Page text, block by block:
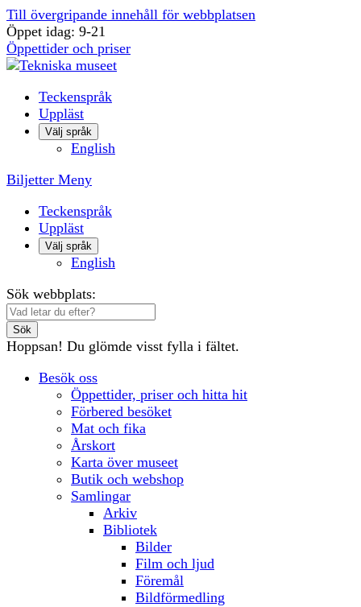
Till övergripande innehåll för webbplatsen
Öppet idag: 9-21
Öppettider och priser
Teckenspråk
Uppläst
Välj språk
English
Biljetter Meny
Teckenspråk
Uppläst
Välj språk
English
Sök webbplats:
Sök
Hoppsan! Du glömde visst fylla i fältet.
Besök oss
Öppettider, priser och hitta hit
Förbered besöket
Mat och fika
Årskort
Karta över museet
Butik och webshop
Samlingar
Arkiv
Bibliotek
Bilder
Film och ljud
Föremål
Bildförmedling